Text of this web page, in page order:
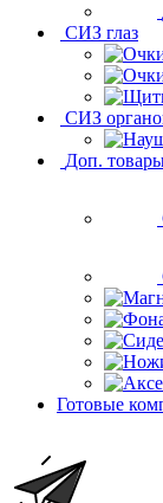
СИЗ глаз
СИЗ
Доп.
Готовые